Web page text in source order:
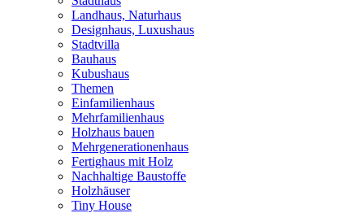
Landhaus, Naturhaus
Designhaus, Luxushaus
Stadtvilla
Bauhaus
Kubushaus
Themen
Einfamilienhaus
Mehrfamilienhaus
Holzhaus bauen
Mehrgenerationenhaus
Fertighaus mit Holz
Nachhaltige Baustoffe
Holzhäuser
Tiny House